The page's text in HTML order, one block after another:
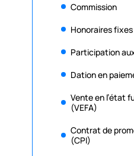
Commission
Honoraires fixes
Participation
Dation en
Vente en l’état
(VEFA)
Contrat de
(CPI)